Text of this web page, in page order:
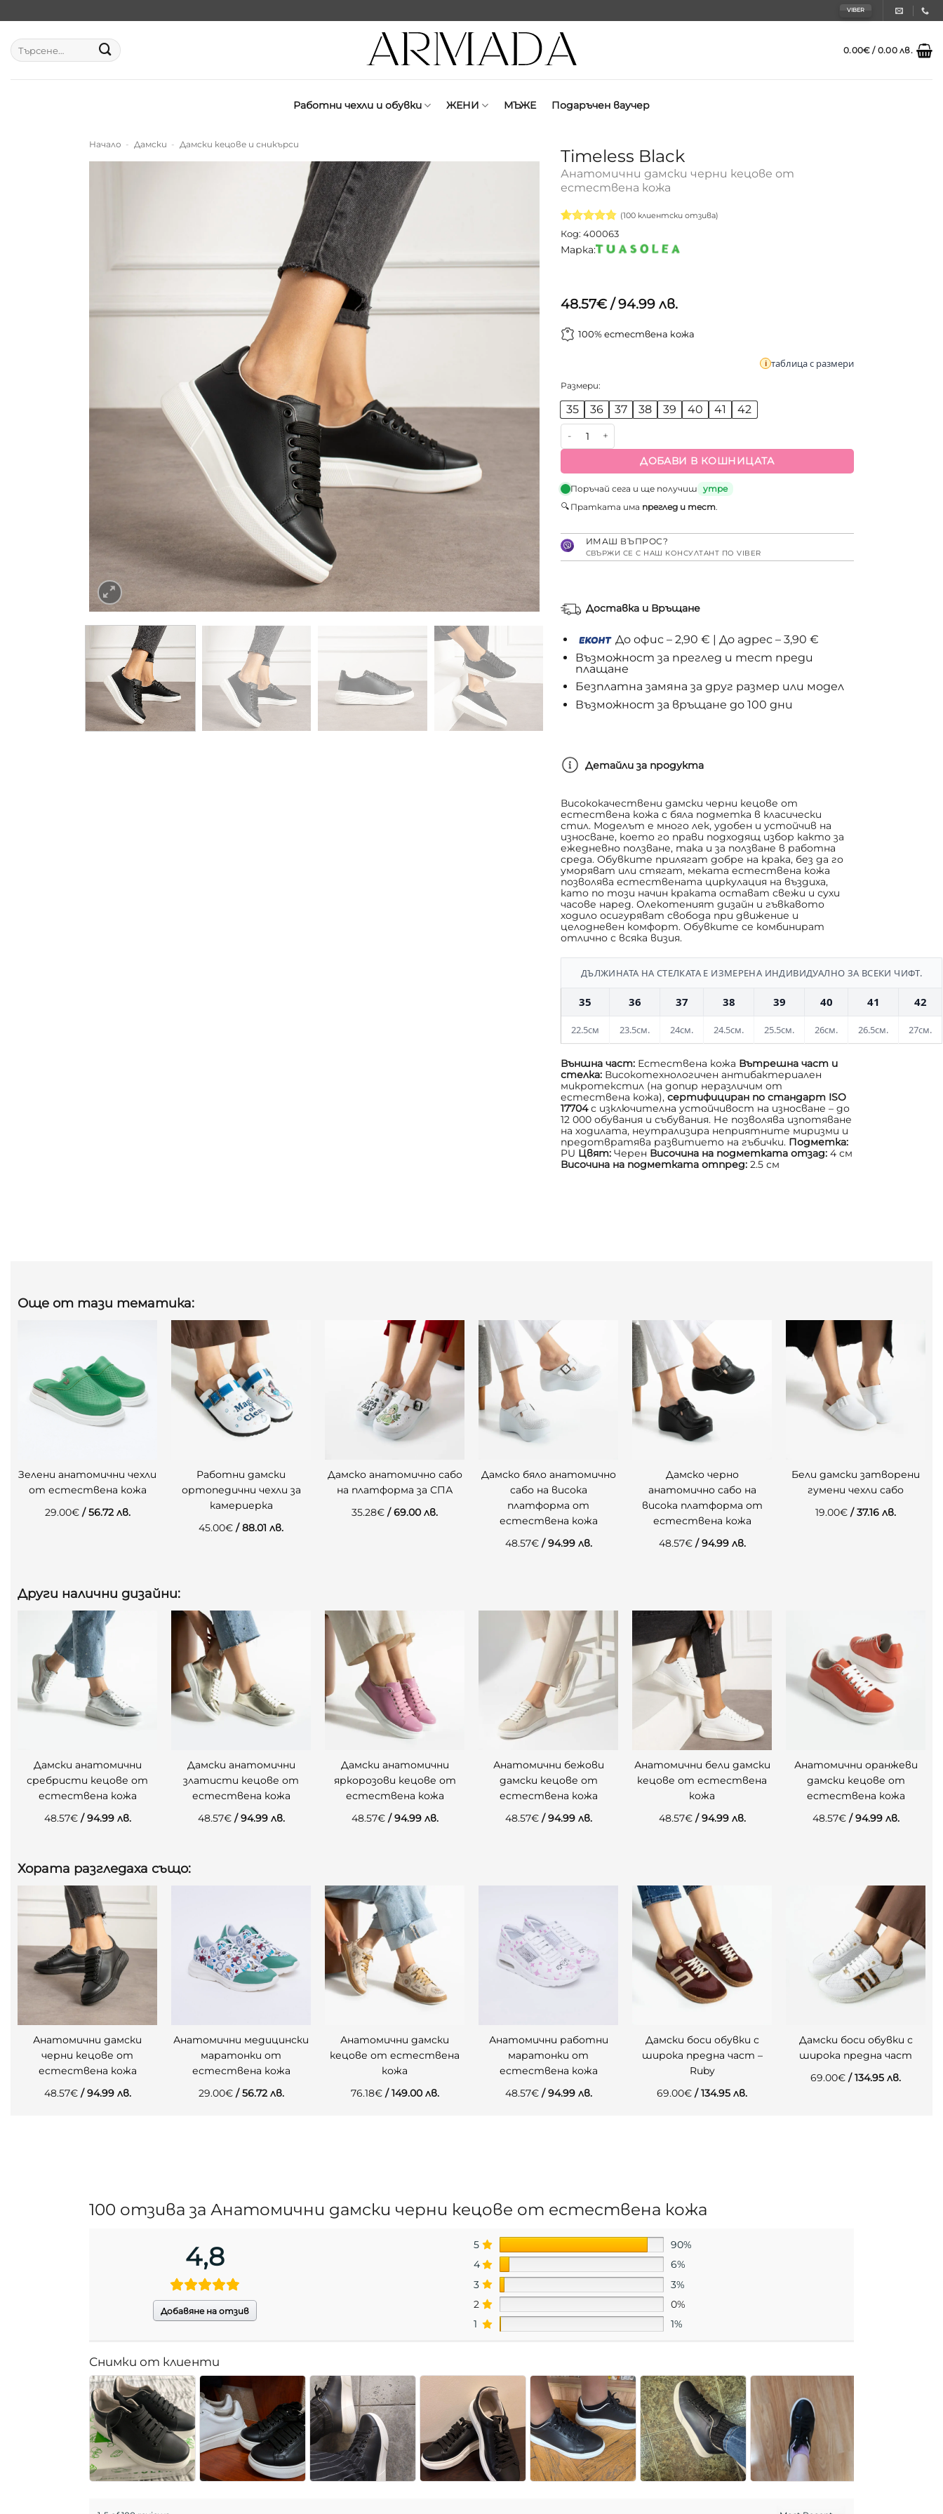
to
content
VIBER
Търсене
за:
0.00€ / 0.00 лв.
Работни чехли и обувки ЖЕНИ МЪЖЕ Подаръчен ваучер
Начало - Дамски - Дамски кецове и сникърси
Timeless Black
Анатомични дамски черни кецове от
естествена кожа
Оценен
4.84 от 5,
базирано
100
(100клиентски отзива)
Код: 400063
Марка:
48.57€ / 94.99 лв.
100% естествена кожа
таблица с размери
Размери:
35 36 37 38 39 40 41 42
количество за Анатомични дамски черни кецове от естествена кожа
ДОБАВИ В КОШНИЦАТА
Поръчай сега и ще получиш утре
🔍 Пратката има преглед и тест.
ИМАШ ВЪПРОС?
СВЪРЖИ СЕ С НАШ КОНСУЛТАНТ ПО VIBER
Доставка и Връщане
До офис – 2,90 € | До адрес – 3,90 €
Възможност за преглед и тест преди
плащане
Безплатна замяна за друг размер или модел
Възможност за връщане до 100 дни
Детайли за продукта
Висококачествени дамски черни кецове от
естествена кожа с бяла подметка в класически
стил. Моделът е много лек, удобен и устойчив на
износване, което го прави подходящ избор както за
ежедневно ползване, така и за ползване в работна
среда. Обувките прилягат добре на крака, без да го
уморяват или стягат, меката естествена кожа
позволява естествената циркулация на въздиха,
като по този начин краката остават свежи и сухи
часове наред. Олекотеният дизайн и гъвкавото
ходило осигуряват свобода при движение и
целодневен комфорт. Обувките се комбинират
отлично с всяка визия.
ДЪЛЖИНАТА НА СТЕЛКАТА Е ИЗМЕРЕНА ИНДИВИДУАЛНО ЗА ВСЕКИ ЧИФТ.
35 36 37 38 39 40 41 42
22.5см 23.5см. 24см. 24.5см. 25.5см. 26см. 26.5см. 27см.
Външна част: Естествена кожа Вътрешна част и
стелка: Високотехнологичен антибактериален
микротекстил (на допир неразличим от
естествена кожа), сертифициран по стандарт ISO
17704с изключителна устойчивост на износване – до
12 000 обувания и събувания. Не позволява изпотяване
на ходилата, неутрализира неприятните миризми и
предотвратява развитието на гъбички. Подметка:
PU Цвят: Черен Височина на подметката отзад: 4 см
Височина на подметката отпред: 2.5 см
Още от тази тематика:
Зелени анатомични чехли
от естествена кожа
29.00€/ 56.72 лв.
Работни дамски
ортопедични чехли за
камериерка
45.00€ / 88.01 лв.
Дамско анатомично сабо
на платформа за СПА
35.28€ / 69.00 лв.
Дамско бяло анатомично
сабо на висока
платформа от
естествена кожа
48.57€/ 94.99 лв.
Дамско черно
анатомично сабо на
висока платформа от
естествена кожа
48.57€/ 94.99 лв.
Бели дамски затворени
гумени чехли сабо
19.00€ / 37.16 лв.
Други налични дизайни:
Дамски анатомични
сребристи кецове от
естествена кожа
48.57€/ 94.99 лв.
Дамски анатомични
златисти кецове от
естествена кожа
48.57€/ 94.99 лв.
Дамски анатомични
яркорозови кецове от
естествена кожа
48.57€/ 94.99 лв.
Анатомични бежови
дамски кецове от
естествена кожа
48.57€/ 94.99 лв.
Анатомични бели дамски
кецове от естествена
кожа
48.57€/ 94.99 лв.
Анатомични оранжеви
дамски кецове от
естествена кожа
48.57€/ 94.99 лв.
Хората разгледаха също:
Анатомични дамски
черни кецове от
естествена кожа
48.57€/ 94.99 лв.
Анатомични медицински
маратонки от
естествена кожа
29.00€/ 56.72 лв.
Анатомични дамски
кецове от естествена
кожа
76.18€/ 149.00 лв.
Анатомични работни
маратонки от
естествена кожа
48.57€/ 94.99 лв.
Дамски боси обувки с
широка предна част –
Ruby
69.00€ / 134.95 лв.
Дамски боси обувки с
широка предна част
69.00€ / 134.95 лв.
100 отзива за Анатомични дамски черни кецове от естествена кожа
4,8
Добавяне на отзив
5
90%
4
6%
3
3%
2
0%
1
1%